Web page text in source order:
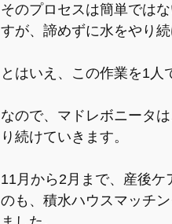
そのプロセスは簡単では
すが、諦めずに水をやり
とはいえ、この作業を1人
なので、マドレボニータ
り続けていきます。
11月から2月まで、産後
のも、積水ハウスマッチ